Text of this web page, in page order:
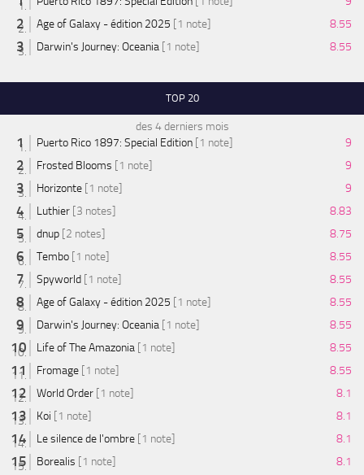
Age of Galaxy - édition 2025 [1 note]
8.55
Darwin's Journey: Oceania [1 note] 8.55
TOP 20
des 4 derniers mois
Puerto Rico 1897: Special Edition [1 note]
9
Frosted Blooms [1 note]
9
Horizonte [1 note]
9
Luthier [3 notes]
8.83
dnup [2 notes]
8.75
Tembo [1 note]
8.55
Spyworld [1 note]
8.55
Age of Galaxy - édition 2025 [1 note]
8.55
Darwin's Journey: Oceania [1 note]
8.55
Life of The Amazonia [1 note]
8.55
Fromage [1 note]
8.55
World Order [1 note]
8.1
Koi [1 note]
8.1
Le silence de l'ombre [1 note]
8.1
Borealis [1 note] 8.1